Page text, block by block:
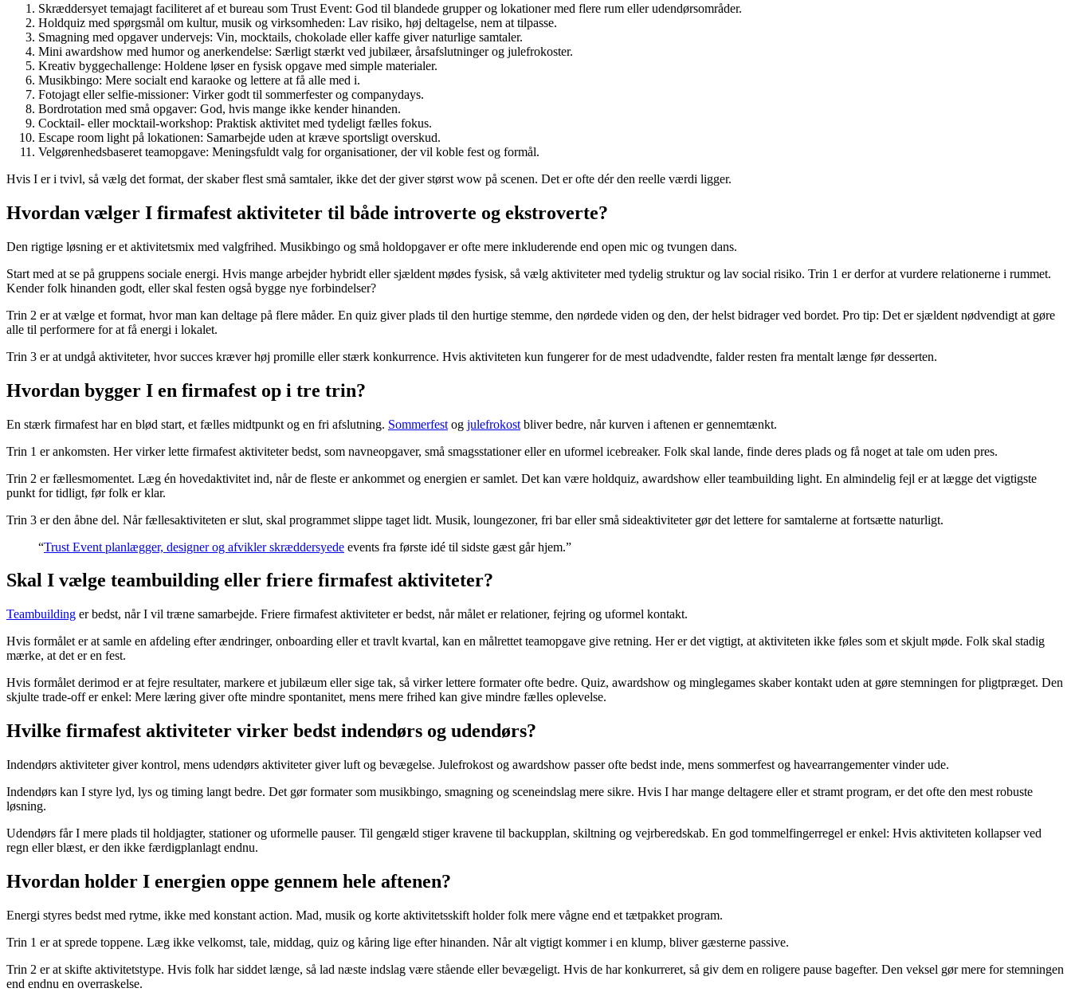
Skræddersyet temajagt faciliteret af et bureau som Trust Event: God til blandede grupper og lokationer med flere rum eller udendørsområder.
Holdquiz med spørgsmål om kultur, musik og virksomheden: Lav risiko, høj deltagelse, nem at tilpasse.
Smagning med opgaver undervejs: Vin, mocktails, chokolade eller kaffe giver naturlige samtaler.
Mini awardshow med humor og anerkendelse: Særligt stærkt ved jubilæer, årsafslutninger og julefrokoster.
Kreativ byggechallenge: Holdene løser en fysisk opgave med simple materialer.
Musikbingo: Mere socialt end karaoke og lettere at få alle med i.
Fotojagt eller selfie-missioner: Virker godt til sommerfester og companydays.
Bordrotation med små opgaver: God, hvis mange ikke kender hinanden.
Cocktail- eller mocktail-workshop: Praktisk aktivitet med tydeligt fælles fokus.
Escape room light på lokationen: Samarbejde uden at kræve sportsligt overskud.
Velgørenhedsbaseret teamopgave: Meningsfuldt valg for organisationer, der vil koble fest og formål.
Hvis I er i tvivl, så vælg det format, der skaber flest små samtaler, ikke det der giver størst wow på scenen. Det er ofte dér den reelle værdi ligger.
Hvordan vælger I firmafest aktiviteter til både introverte og ekstroverte?
Den rigtige løsning er et aktivitetsmix med valgfrihed. Musikbingo og små holdopgaver er ofte mere inkluderende end open mic og tvungen dans.
Start med at se på gruppens sociale energi. Hvis mange arbejder hybridt eller sjældent mødes fysisk, så vælg aktiviteter med tydelig struktur og lav social risiko. Trin 1 er derfor at vurdere relationerne i rummet.
Kender folk hinanden godt, eller skal festen også bygge nye forbindelser?
Trin 2 er at vælge et format, hvor man kan deltage på flere måder. En quiz giver plads til den hurtige stemme, den nørdede viden og den, der helst bidrager ved bordet. Pro tip: Det er sjældent nødvendigt at gøre
alle til performere for at få energi i lokalet.
Trin 3 er at undgå aktiviteter, hvor succes kræver høj promille eller stærk konkurrence. Hvis aktiviteten kun fungerer for de mest udadvendte, falder resten fra mentalt længe før desserten.
Hvordan bygger I en firmafest op i tre trin?
En stærk firmafest har en blød start, et fælles midtpunkt og en fri afslutning. Sommerfest og julefrokost bliver bedre, når kurven i aftenen er gennemtænkt.
Trin 1 er ankomsten. Her virker lette firmafest aktiviteter bedst, som navneopgaver, små smagsstationer eller en uformel icebreaker. Folk skal lande, finde deres plads og få noget at tale om uden pres.
Trin 2 er fællesmomentet. Læg én hovedaktivitet ind, når de fleste er ankommet og energien er samlet. Det kan være holdquiz, awardshow eller teambuilding light. En almindelig fejl er at lægge det vigtigste
punkt for tidligt, før folk er klar.
Trin 3 er den åbne del. Når fællesaktiviteten er slut, skal programmet slippe taget lidt. Musik, loungezoner, fri bar eller små sideaktiviteter gør det lettere for samtalerne at fortsætte naturligt.
“Trust Event planlægger, designer og afvikler skræddersyede events fra første idé til sidste gæst går hjem.”
Skal I vælge teambuilding eller friere firmafest aktiviteter?
Teambuilding er bedst, når I vil træne samarbejde. Friere firmafest aktiviteter er bedst, når målet er relationer, fejring og uformel kontakt.
Hvis formålet er at samle en afdeling efter ændringer, onboarding eller et travlt kvartal, kan en målrettet teamopgave give retning. Her er det vigtigt, at aktiviteten ikke føles som et skjult møde. Folk skal stadig
mærke, at det er en fest.
Hvis formålet derimod er at fejre resultater, markere et jubilæum eller sige tak, så virker lettere formater ofte bedre. Quiz, awardshow og minglegames skaber kontakt uden at gøre stemningen for pligtpræget. Den
skjulte trade-off er enkel: Mere læring giver ofte mindre spontanitet, mens mere frihed kan give mindre fælles oplevelse.
Hvilke firmafest aktiviteter virker bedst indendørs og udendørs?
Indendørs aktiviteter giver kontrol, mens udendørs aktiviteter giver luft og bevægelse. Julefrokost og awardshow passer ofte bedst inde, mens sommerfest og havearrangementer vinder ude.
Indendørs kan I styre lyd, lys og timing langt bedre. Det gør formater som musikbingo, smagning og sceneindslag mere sikre. Hvis I har mange deltagere eller et stramt program, er det ofte den mest robuste
løsning.
Udendørs får I mere plads til holdjagter, stationer og uformelle pauser. Til gengæld stiger kravene til backupplan, skiltning og vejrberedskab. En god tommelfingerregel er enkel: Hvis aktiviteten kollapser ved
regn eller blæst, er den ikke færdigplanlagt endnu.
Hvordan holder I energien oppe gennem hele aftenen?
Energi styres bedst med rytme, ikke med konstant action. Mad, musik og korte aktivitetsskift holder folk mere vågne end et tætpakket program.
Trin 1 er at sprede toppene. Læg ikke velkomst, tale, middag, quiz og kåring lige efter hinanden. Når alt vigtigt kommer i en klump, bliver gæsterne passive.
Trin 2 er at skifte aktivitetstype. Hvis folk har siddet længe, så lad næste indslag være stående eller bevægeligt. Hvis de har konkurreret, så giv dem en roligere pause bagefter. Den veksel gør mere for stemningen
end endnu en overraskelse.